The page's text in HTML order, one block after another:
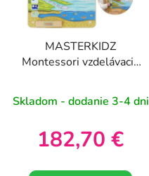
MASTERKIDZ
Montessori vzdelávacia
Skladom - dodanie 3-4 dni
182,70 €